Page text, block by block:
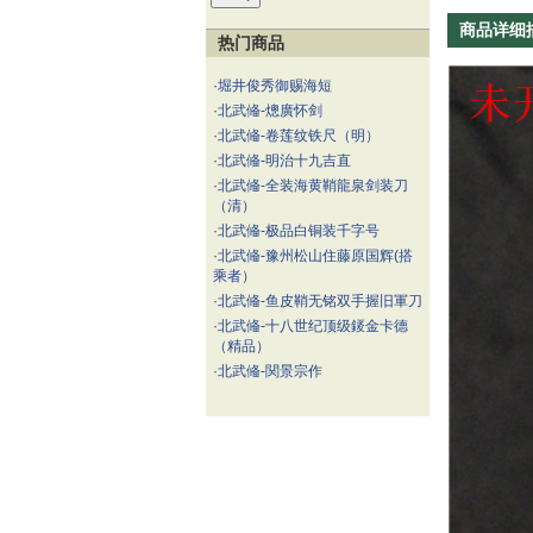
热门商品
·堀井俊秀御赐海短
·北武偹-熜廣怀剑
·北武偹-卷莲纹铁尺（明）
·北武偹-明治十九吉直
·北武偹-全装海黄鞘龍泉剑装刀
（清）
·北武偹-极品白铜装千字号
·北武偹-豫州松山住藤原国辉(搭
乘者）
·北武偹-鱼皮鞘无铭双手握旧軍刀
·北武偹-十八世纪顶级錽金卡德
（精品）
·北武偹-関景宗作
商品详细